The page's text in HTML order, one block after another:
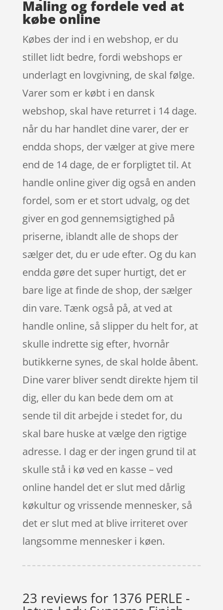
Maling og fordele ved at
købe online
Købes der ind i en webshop, er du
stillet lidt bedre, fordi webshops er
underlagt en lovgivning, de skal følge.
Varer som er købt i en dansk
webshop, skal have returret i 14 dage.
når du har handlet dine varer, der er
endda shops, der vælger at give mere
end de 14 dage, de er forpligtet til. At
handle online giver dig også en anden
fordel, som er et stort udvalg, og det
giver en god gennemsigtighed på
priserne, iblandt alle de shops der
sælger det, du er ude efter. Og du kan
endda gøre det super hurtigt, det er
bare lige at finde de shop, der sælger
din vare. Tænk også på, at ved at
handle online, så slipper du helt for, at
skulle indrette sig efter, hvornår
butikkerne synes, de skal holde åbent.
Dine varer bliver sendt direkte hjem til
dig, eller du kan bede dem om at
sende til dit arbejde i stedet for, du
skal bare huske at vælge den rigtige
adresse. I dag er der ingen grund til at
skulle stå i kø ved en kasse – ved
online handel det er slut med dårlig
køkultur og vrissende mennesker, så
det er slut med at blive irriteret over
langsomme mennesker i køen.
23 reviews for 1376 PERLE -